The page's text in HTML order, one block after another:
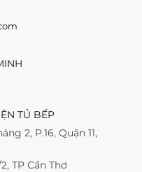
TỦ BẾP
2, P.16, Quận 11,
TP Cần Thơ